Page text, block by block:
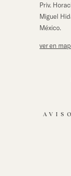
Priv.
Miguel
México.
ver en